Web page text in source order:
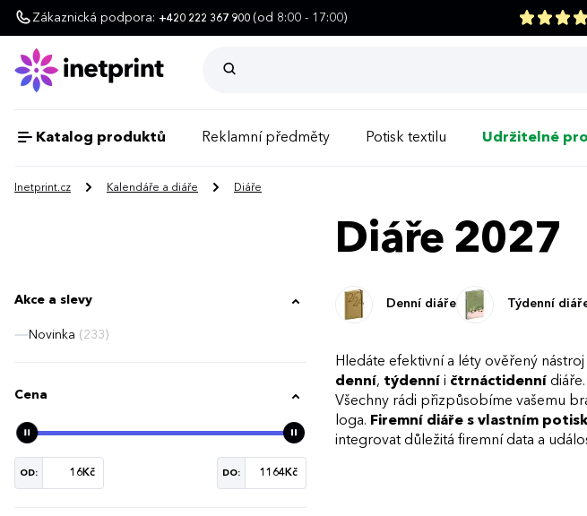
Zákaznická podpora: +420 222 367 900 (od 8:00 - 17:00)
Katalog produktů Reklamní předměty Potisk textilu Udržitelné
Inetprint.cz Kalendáře a diáře Diáře
Akce a slevy
Novinka (233)
Cena
OD: DO:
Diáře 2027
Denní diáře Týdenní
Hledáte efektivní a léty ověřený
denní, týdenní i čtrnáctidenní
Všechny rádi přizpůsobíme vašemu
loga. Firemní diáře s vlastním
integrovat důležitá firemní data a